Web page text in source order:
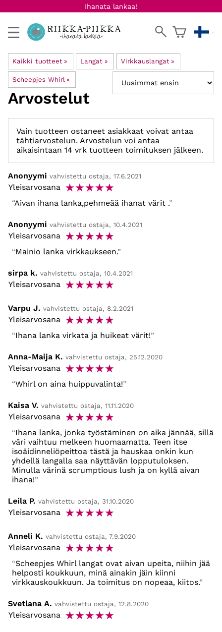
Ihanata lankaa!
Kaikki tuotteet ‪» Langat ‪» Virkkauslangat ‪»
Scheepjes Whirl ‪»
Arvostelut
Vain tuotteen ostaneet asiakkaat voivat antaa
tähtiarvostelun. Arvostelun voi antaa
aikaisintaan 14 vrk tuotteen toimituksen jälkeen.
Anonyymi vahvistettu ostaja, 17.6.2021
Yleisarvosana ☆☆☆☆☆
Aivan ihana lanka,pehmeää ihanat värit .
Anonyymi vahvistettu ostaja, 10.4.2021
Yleisarvosana ☆☆☆☆☆
Mainio lanka virkkaukseen.
sirpa k. vahvistettu ostaja, 10.4.2021
Yleisarvosana ☆☆☆☆☆
Varpu J. vahvistettu ostaja, 8.2.2021
Yleisarvosana ☆☆☆☆☆
Ihana lanka virkata ja huikeat värit!
Anna-Maija K. vahvistettu ostaja, 25.12.2020
Yleisarvosana ☆☆☆☆☆
Whirl on aina huippuvalinta!
Kaisa V. vahvistettu ostaja, 11.11.2020
Yleisarvosana ☆☆☆☆☆
Ihana lanka, jonka työstäminen on aika jännää, sillä
väri vaihtuu melkeen huomaamatta. Teen itse
isoäidinneliöpeittoa tästä ja hauskaa onkin kun
yhdellä langalla saa näyttävän lopputuloksen.
Minulla värinä scrumptious lush ja on kyllä aivan
ihana!
Leila P. vahvistettu ostaja, 31.10.2020
Yleisarvosana ☆☆☆☆☆
Anneli K. vahvistettu ostaja, 7.9.2020
Yleisarvosana ☆☆☆☆☆
Scheepjes Whirl langat ovat aivan upeita, niihin jää
helposti koukkuun, minä ainakin jäin kiinni
virkkauskoukkuun. Ja toimitus on nopeaa, kiitos.
Svetlana A. vahvistettu ostaja, 12.8.2020
Yleisarvosana ☆☆☆☆☆